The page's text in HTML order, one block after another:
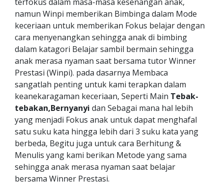
namun Winpi memberikan Bimbinga dalam Mode
keceriaan untuk memberikan Fokus belajar dengan
cara menyenangkan sehingga anak di bimbing
dalam katagori Belajar sambil bermain sehingga
anak merasa nyaman saat bersama tutor Winner
Prestasi (Winpi). pada dasarnya Membaca
sangatlah penting untuk kami terapkan dalam
keanekaragaman keceriaan, Seperti Main Tebak-
tebakan,Bernyanyi dan Sebagai mana hal lebih
yang menjadi Fokus anak untuk dapat menghafal
satu suku kata hingga lebih dari 3 suku kata yang
berbeda, Begitu juga untuk cara Berhitung &
Menulis yang kami berikan Metode yang sama
sehingga anak merasa nyaman saat belajar
bersama Winner Prestasi.